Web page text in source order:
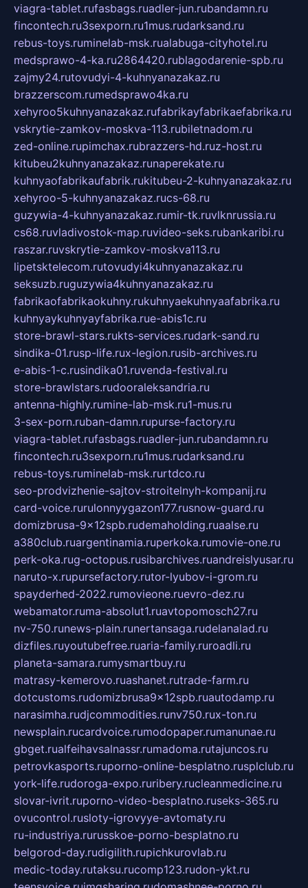
viagra-tablet.rufasbags.ruadler-jun.rubandamn.ru
fincontech.ru3sexporn.ru1mus.rudarksand.ru
rebus-toys.ruminelab-msk.rualabuga-cityhotel.ru
medsprawo-4-ka.ru2864420.rublagodarenie-spb.ru
zajmy24.rutovudyi-4-kuhnyanazakaz.ru
brazzerscom.rumedsprawo4ka.ru
xehyroo5kuhnyanazakaz.rufabrikayfabrikaefabrika.ru
vskrytie-zamkov-moskva-113.rubiletnadom.ru
zed-online.rupimchax.rubrazzers-hd.ruz-host.ru
kitubeu2kuhnyanazakaz.runaperekate.ru
kuhnyaofabrikaufabrik.rukitubeu-2-kuhnyanazakaz.ru
xehyroo-5-kuhnyanazakaz.rucs-68.ru
guzywia-4-kuhnyanazakaz.rumir-tk.ruvlknrussia.ru
cs68.ruvladivostok-map.ruvideo-seks.rubankaribi.ru
raszar.ruvskrytie-zamkov-moskva113.ru
lipetsktelecom.rutovudyi4kuhnyanazakaz.ru
seksuzb.ruguzywia4kuhnyanazakaz.ru
fabrikaofabrikaokuhny.rukuhnyaekuhnyaafabrika.ru
kuhnyaykuhnyayfabrika.rue-abis1c.ru
store-brawl-stars.rukts-services.rudark-sand.ru
sindika-01.rusp-life.rux-legion.rusib-archives.ru
e-abis-1-c.rusindika01.ruvenda-festival.ru
store-brawlstars.rudooraleksandria.ru
antenna-highly.rumine-lab-msk.ru1-mus.ru
3-sex-porn.ruban-damn.rupurse-factory.ru
viagra-tablet.rufasbags.ruadler-jun.rubandamn.ru
fincontech.ru3sexporn.ru1mus.rudarksand.ru
rebus-toys.ruminelab-msk.rurtdco.ru
seo-prodvizhenie-sajtov-stroitelnyh-kompanij.ru
card-voice.rurulonnyygazon177.rusnow-guard.ru
domizbrusa-9x12spb.rudemaholding.ruaalse.ru
a380club.ruargentinamia.ruperkoka.rumovie-one.ru
perk-oka.rug-octopus.rusibarchives.ruandreislyusar.ru
naruto-x.rupursefactory.rutor-lyubov-i-grom.ru
spayderhed-2022.rumovieone.ruevro-dez.ru
webamator.ruma-absolut1.ruavtopomosch27.ru
nv-750.runews-plain.runertansaga.rudelanalad.ru
dizfiles.ruyoutubefree.ruaria-family.ruroadli.ru
planeta-samara.rumysmartbuy.ru
matrasy-kemerovo.ruashanet.rutrade-farm.ru
dotcustoms.rudomizbrusa9x12spb.ruautodamp.ru
narasimha.rudjcommodities.runv750.rux-ton.ru
newsplain.rucardvoice.rumodopaper.rumanunae.ru
gbget.rualfeihavsalnassr.rumadoma.rutajuncos.ru
petrovkasports.ruporno-online-besplatno.rusplclub.ru
york-life.rudoroga-expo.ruribery.rucleanmedicine.ru
slovar-ivrit.ruporno-video-besplatno.ruseks-365.ru
ovucontrol.rusloty-igrovyye-avtomaty.ru
ru-industriya.rurusskoe-porno-besplatno.ru
belgorod-day.rudigilith.rupichkurovlab.ru
medic-today.rutaksu.rucomp123.rudon-ykt.ru